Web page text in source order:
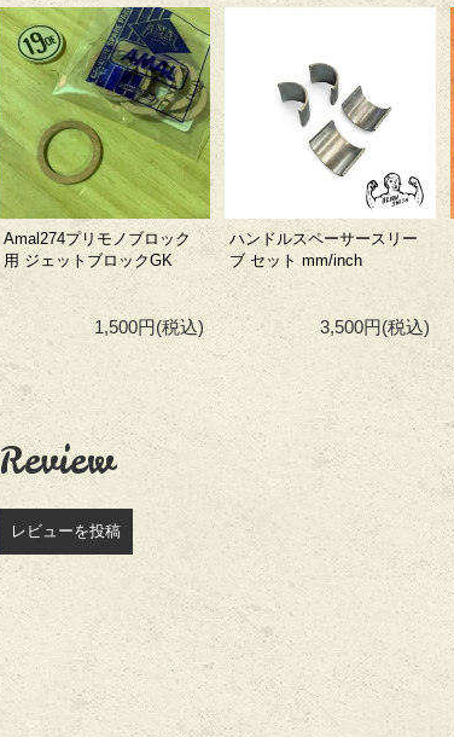
Amal274プリモノブロック
用 ジェットブロックGK
1,500円(税込)
ハンドルスペーサースリー
ブ セット mm/inch
3,500円(税込)
Review
レビューを投稿